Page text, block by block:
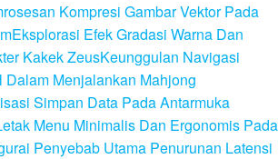
Kompresi Gambar Vektor Pada
Eksplorasi Efek Gradasi Warna Dan
Kakek ZeusKeunggulan Navigasi
Dalam Menjalankan Mahjong
Simpan Data Pada Antarmuka
Menu Minimalis Dan Ergonomis Pada
Penyebab Utama Penurunan Latensi